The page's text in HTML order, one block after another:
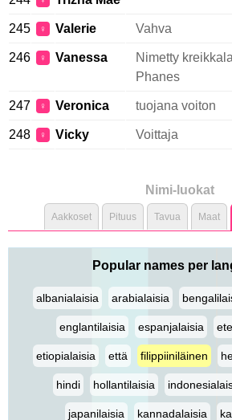
245 ♀ Valerie Vahva
246 ♀ Vanessa
Nimetty
Phanes
247 ♀ Veronica tuojana voiton
248 ♀ Vicky Voittaja
Nimi-luokat
Aakkoset Pituus Tavua Maat
Popular names per
albanialaisia arabialaisia
englantilaisia espanjalaisia
etiopialaisia että filippiiniläinen
hindi hollantilaisia
japanilaisia kannadalaisia